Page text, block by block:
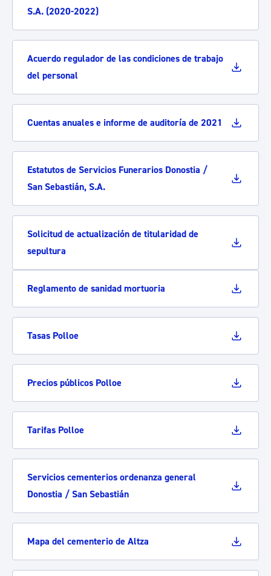
S.A. (2020-2022)
Acuerdo regulador de las condiciones de trabajo
del personal
Cuentas anuales e informe de auditoría de 2021
Estatutos de Servicios Funerarios Donostia /
San Sebastián, S.A.
Solicitud de actualización de titularidad de
sepultura
Reglamento de sanidad mortuoria
Tasas Polloe
Precios públicos Polloe
Tarifas Polloe
Servicios cementerios ordenanza general
Donostia / San Sebastián
Mapa del cementerio de Altza